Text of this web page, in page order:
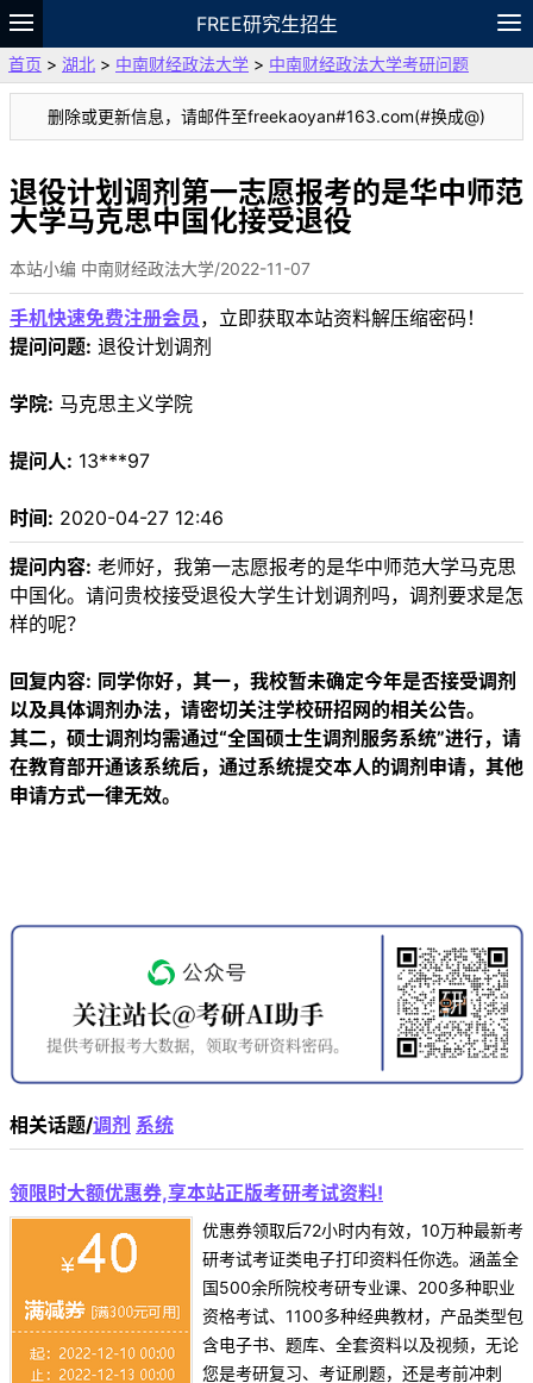
FREE研究生招生
题库
故事 专题 APP 笔记
论坛
VIP
资料
首页 > 湖北 > 中南财经政法大学 > 中南财经政法大学考研问题
删除或更新信息，请邮件至freekaoyan#163.com(#换成@)
退役计划调剂第一志愿报考的是华中师范
大学马克思中国化接受退役
本站小编 中南财经政法大学/2022-11-07
手机快速免费注册会员 ，立即获取本站资料解压缩密码！
提问问题: 退役计划调剂
学院: 马克思主义学院
提问人: 13***97
时间: 2020-04-27 12:46
提问内容: 老师好，我第一志愿报考的是华中师范大学马克思
中国化。请问贵校接受退役大学生计划调剂吗，调剂要求是怎
样的呢？
回复内容: 同学你好，其一，我校暂未确定今年是否接受调剂
以及具体调剂办法，请密切关注学校研招网的相关公告。
其二，硕士调剂均需通过“全国硕士生调剂服务系统”进行，请
在教育部开通该系统后，通过系统提交本人的调剂申请，其他
申请方式一律无效。
相关话题/调剂 系统
领限时大额优惠券,享本站正版考研考试资料!
优惠券领取后72小时内有效，10万种最新考
研考试考证类电子打印资料任你选。涵盖全
国500余所院校考研专业课、200多种职业
资格考试、1100多种经典教材，产品类型包
含电子书、题库、全套资料以及视频，无论
您是考研复习、考证刷题，还是考前冲刺